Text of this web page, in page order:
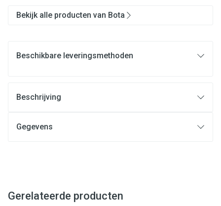
Bekijk alle producten van Bota
Beschikbare leveringsmethoden
Beschrijving
Gegevens
Gerelateerde producten